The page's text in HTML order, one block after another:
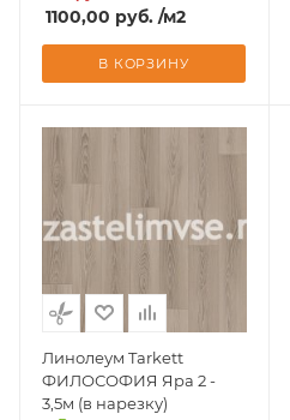
1100,00 руб. /м2
В КОРЗИНУ
Линолеум Tarkett
ФИЛОСОФИЯ Яра 2 -
3,5м (в нарезку)